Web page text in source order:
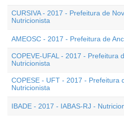
CURSIVA - 2017 - Prefeitura de
Nutricionista
AMEOSC - 2017 - Prefeitura de
COPEVE-UFAL - 2017 - Prefeitura
Nutricionista
COPESE - UFT - 2017 - Prefeitura
Nutricionista
IBADE - 2017 - IABAS-RJ -